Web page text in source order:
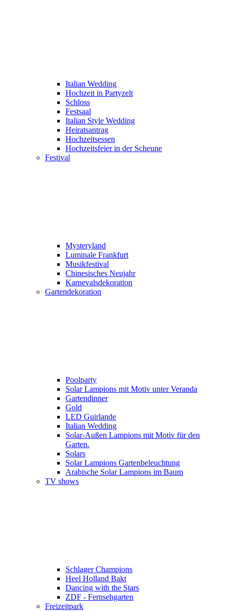
Italian Wedding
Hochzeit in Partyzelt
Schloss
Festsaal
Italian Style Wedding
Heiratsantrag
Hochzeitsessen
Hochzeitsfeier in der Scheune
Festival
Mysteryland
Luminale Frankfurt
Musikfestival
Chinesisches Neujahr
Karnevalsdekoration
Gartendekoration
Poolparty
Solar Lampions mit Motiv unter Veranda
Gartendinner
Gold
LED Guirlande
Italian Wedding
Solar-Außen Lampions mit Motiv für den
Garten.
Solars
Solar Lampions Gartenbeleuchtung
Arabische Solar Lampions im Baum
TV shows
Schlager Champions
Heel Holland Bakt
Dancing with the Stars
ZDF - Fernsehgarten
Freizeitpark